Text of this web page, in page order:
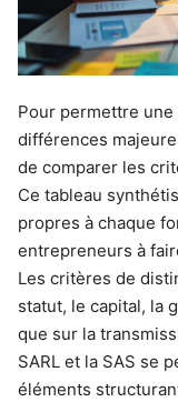
Pour permettre
différences
de comparer les
Ce tableau
propres à chaque
entrepreneurs à
Les critères de
statut, le capital, la
que sur la
SARL et la SAS se
éléments